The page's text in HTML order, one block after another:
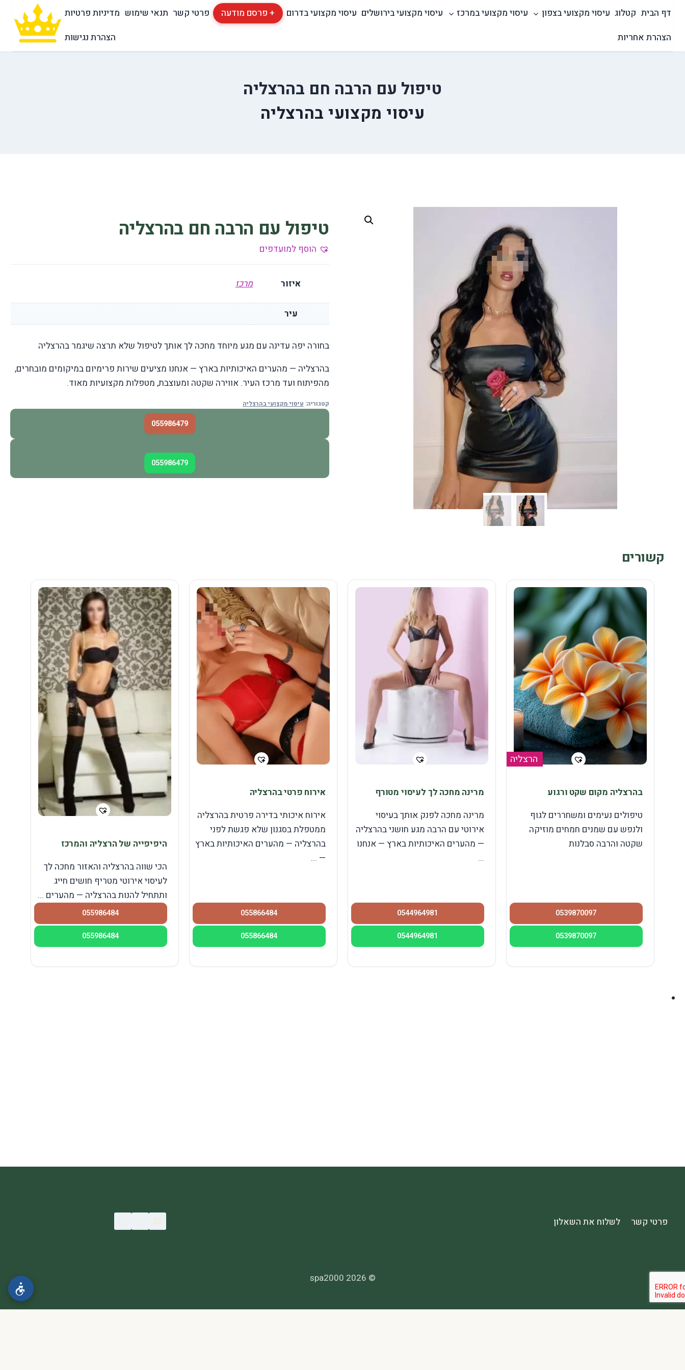
content
דף הבית קטלוג עיסוי מקצועי בצפון עיסוי מקצועי במרכז עיסוי מקצועי בירושלים עיסוי מקצועי בדרום + פרסם מודעה פרטי קשר תנאי שימוש מדיניות פרטיות
הצהרת אחריות
הצהרת נגישות
טיפול עם הרבה חם בהרצליה
עיסוי מקצועי בהרצליה
טיפול עם הרבה חם בהרצליה
הוסף למועדפים
איזור מרכז
עיר
בחורה יפה עדינה עם מגע מיוחד מחכה לך אותך לטיפול שלא תרצה שיגמר בהרצליה
בהרצליה — מהערים האיכותיות בארץ — אנחנו מציעים שירות פרימיום במיקומים מובחרים,
מהפיתוח ועד מרכז העיר. אווירה שקטה ומעוצבת, מטפלות מקצועיות מאוד.
קטגוריה: עיסוי מקצועי בהרצליה
055986479
055986479
קשורים
הרצליה
בהרצליה מקום שקט ורגוע
טיפולים נעימים ומשחררים לגוף
ולנפש עם שמנים חמחים מוזיקה
שקטה והרבה סבלנות
0539870097
0539870097
מרינה מחכה לך לעיסוי מטורף
מרינה מחכה לפנק אותך בעיסוי
אירוטי עם הרבה מגע חושני בהרצליה
— מהערים האיכותיות בארץ — אנחנו
...
0544964981
0544964981
אירוח פרטי בהרצליה
אירוח איכותי בדירה פרטית בהרצליה
ממטפלת בסגנון שלא פגשת לפני
בהרצליה — מהערים האיכותיות בארץ
— ...
055866484
055866484
היפיפייה של הרצליה והמרכז
הכי שווה בהרצליה והאזור מחכה לך
לעיסוי אירוטי מטריף חושים חייג
ותתחיל להנות בהרצליה — מהערים ...
055986484
055986484
פרטי קשר לשלוח את השאלון
© 2026 spa2000